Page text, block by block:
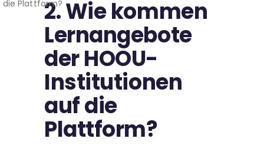
Lernangebote
Podcasts
Meine Lernangebote
News
die Plattform?2. Wie kommen
Lernangebote
der HOOU-
Institutionen
auf die
Plattform?